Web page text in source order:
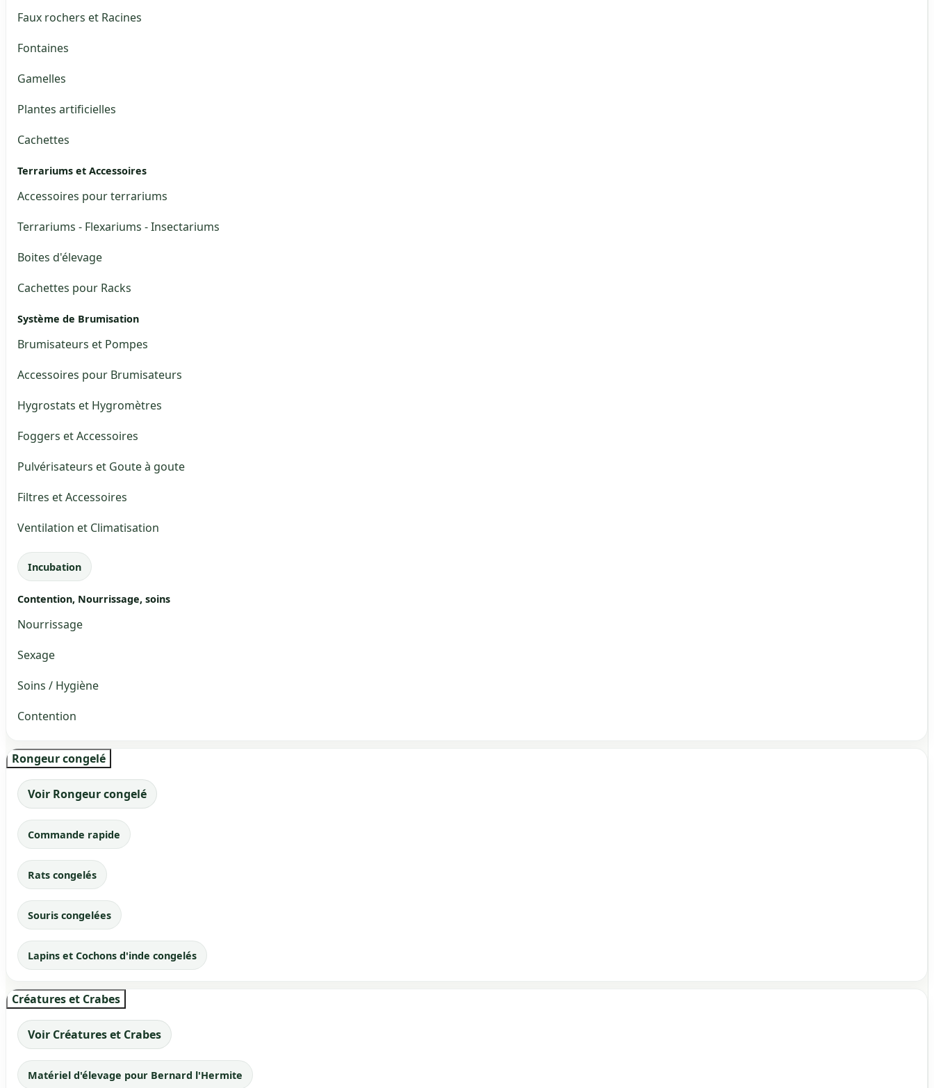
Faux rochers et Racines
Fontaines
Gamelles
Plantes artificielles
Cachettes
Terrariums et Accessoires
Accessoires pour terrariums
Terrariums - Flexariums - Insectariums
Boites d'élevage
Cachettes pour Racks
Système de Brumisation
Brumisateurs et Pompes
Accessoires pour Brumisateurs
Hygrostats et Hygromètres
Foggers et Accessoires
Pulvérisateurs et Goute à goute
Filtres et Accessoires
Ventilation et Climatisation
Incubation
Contention, Nourrissage, soins
Nourrissage
Sexage
Soins / Hygiène
Contention
Rongeur congelé
Voir Rongeur congelé
Commande rapide
Rats congelés
Souris congelées
Lapins et Cochons d'inde congelés
Créatures et Crabes
Voir Créatures et Crabes
Matériel d'élevage pour Bernard l'Hermite